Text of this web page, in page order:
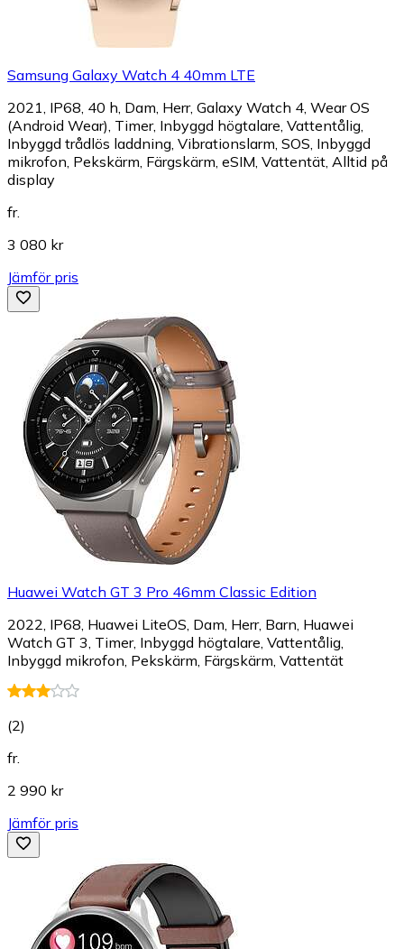
Samsung Galaxy Watch 4 40mm LTE
2021, IP68, 40 h, Dam, Herr, Galaxy Watch 4, Wear OS
(Android Wear), Timer, Inbyggd högtalare, Vattentålig,
Inbyggd trådlös laddning, Vibrationslarm, SOS, Inbyggd
mikrofon, Pekskärm, Färgskärm, eSIM, Vattentät, Alltid på
display
fr.
3 080 kr
Jämför pris
Huawei Watch GT 3 Pro 46mm Classic Edition
2022, IP68, Huawei LiteOS, Dam, Herr, Barn, Huawei
Watch GT 3, Timer, Inbyggd högtalare, Vattentålig,
Inbyggd mikrofon, Pekskärm, Färgskärm, Vattentät
(2)
fr.
2 990 kr
Jämför pris